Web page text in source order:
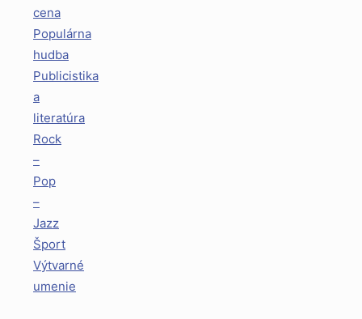
cena
Populárna
hudba
Publicistika
a
literatúra
Rock
–
Pop
–
Jazz
Šport
Výtvarné
umenie